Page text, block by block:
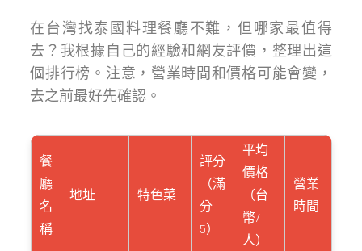
在台灣找泰國料理餐廳不難，但哪家最值得
去？我根據自己的經驗和網友評價，整理出這
個排行榜。注意，營業時間和價格可能會變，
去之前最好先確認。
餐
廳
名
稱
地址 特色菜
評分
（滿
分
5）
平均
價格
（台
幣/
人）
營業
時間